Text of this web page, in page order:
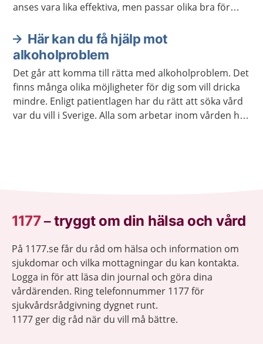
anses vara lika effektiva, men passar olika bra för
En del får bra stöd i självhjälpsgrupper.
Här kan du få hjälp mot
alkoholproblem
Det går att komma till rätta med alkoholproblem. Det
finns många olika möjligheter för dig som vill dricka
mindre. Enligt patientlagen har du rätt att söka vård
var du vill i Sverige. Alla som arbetar inom vården har
1177–tryggt om din hälsa och vård
På 1177.se får du råd om hälsa och information om
sjukdomar och vilka mottagningar du kan kontakta.
Logga in för att läsa din journal och göra dina
vårdärenden. Ring telefonnummer 1177 för
sjukvårdsrådgivning dygnet runt.
1177 ger dig råd när du vill må bättre.